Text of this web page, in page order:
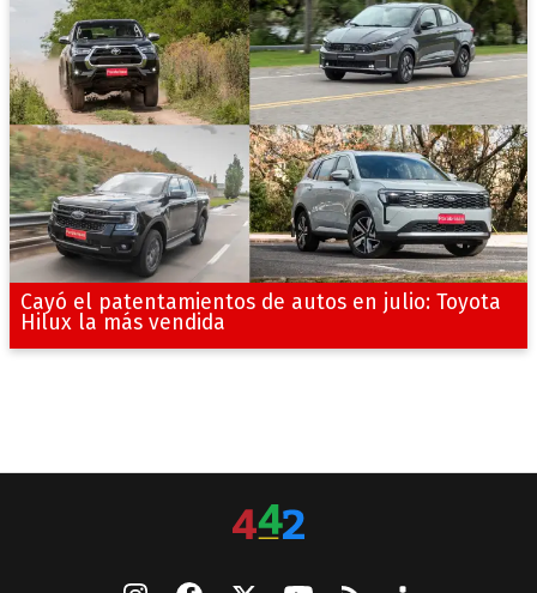
Cayó el patentamientos de autos en julio: Toyota
Hilux la más vendida